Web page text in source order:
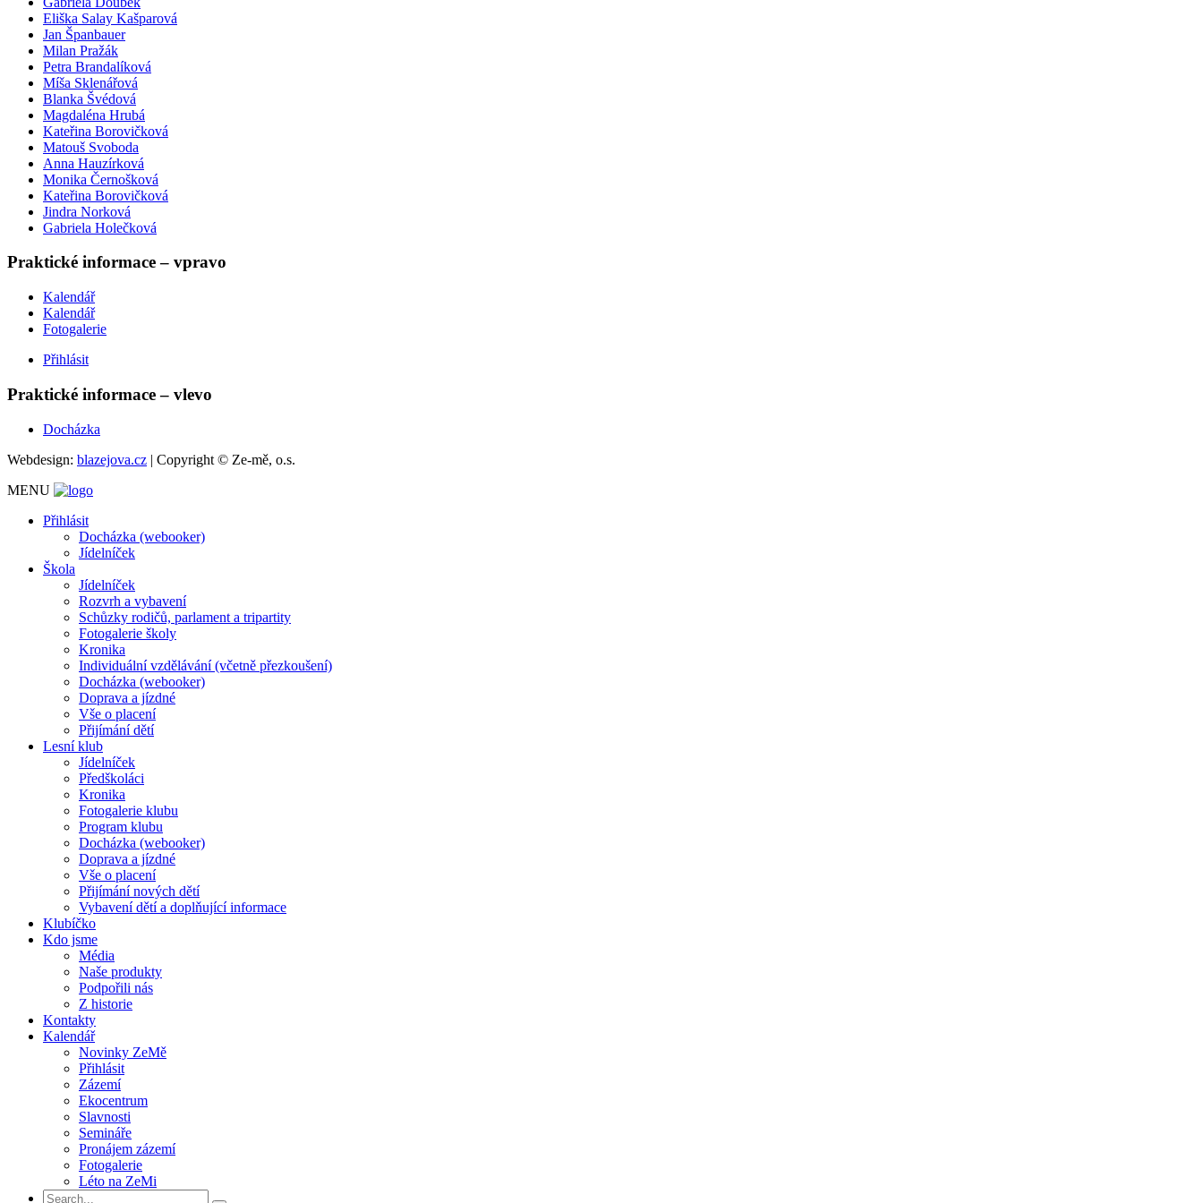
Eliška Salay Kašparová
Jan Španbauer
Milan Pražák
Petra Brandalíková
Míša Sklenářová
Blanka Švédová
Magdaléna Hrubá
Kateřina Borovičková
Matouš Svoboda
Anna Hauzírková
Monika Černošková
Kateřina Borovičková
Jindra Norková
Gabriela Holečková
Praktické informace – vpravo
Kalendář
Kalendář
Fotogalerie
Přihlásit
Praktické informace – vlevo
Docházka
Webdesign: blazejova.cz | Copyright © Ze-mě, o.s.
MENU
Přihlásit
Docházka (webooker)
Jídelníček
Škola
Jídelníček
Rozvrh a vybavení
Schůzky rodičů, parlament a tripartity
Fotogalerie školy
Kronika
Individuální vzdělávání (včetně přezkoušení)
Docházka (webooker)
Doprava a jízdné
Vše o placení
Přijímání dětí
Lesní klub
Jídelníček
Předškoláci
Kronika
Fotogalerie klubu
Program klubu
Docházka (webooker)
Doprava a jízdné
Vše o placení
Přijímání nových dětí
Vybavení dětí a doplňující informace
Klubíčko
Kdo jsme
Média
Naše produkty
Podpořili nás
Z historie
Kontakty
Kalendář
Novinky ZeMě
Přihlásit
Zázemí
Ekocentrum
Slavnosti
Semináře
Pronájem zázemí
Fotogalerie
Léto na ZeMi